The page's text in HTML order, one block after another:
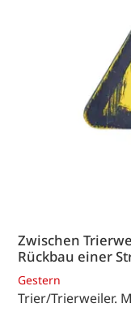
Zwischen
Rückbau einer
Gestern
Trier/Trierweiler.